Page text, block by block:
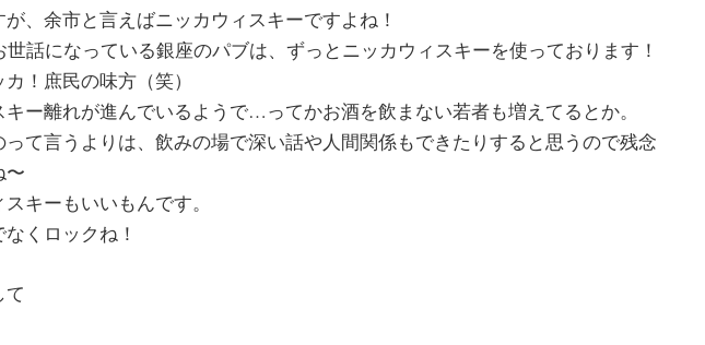
、余市と言えばニッカウィスキーですよね！
世話になっている銀座のパブは、ずっとニッカウィスキーを使っております！
！庶民の味方（笑）
ー離れが進んでいるようで…ってかお酒を飲まない若者も増えてるとか。
って言うよりは、飲みの場で深い話や人間関係もできたりすると思うので残念
〜
キーもいいもんです。
くロックね！
て